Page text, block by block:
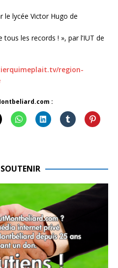
le lycée Victor Hugo de
les records ! », par l’IUT de
region-
: